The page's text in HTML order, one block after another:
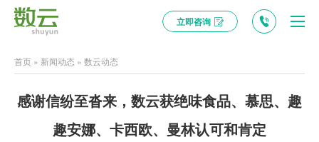
立即咨询
首页 » 新闻动态 » 数云动态
感谢信纷至沓来，数云获绝味食品、慕思、趣
趣安娜、卡西欧、曼林认可和肯定